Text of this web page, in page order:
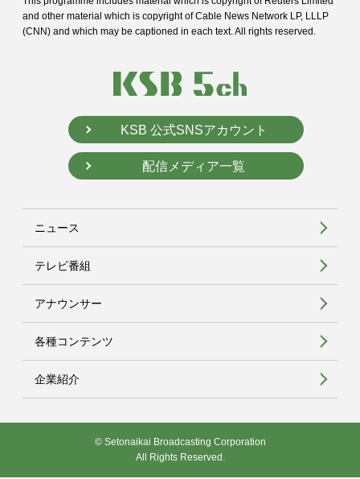
and other material which is copyright of Cable News Network LP, LLLP
(CNN) and which may be captioned in each text. All rights reserved.
KSB 公式SNSアカウント
配信メディア一覧
ニュース
テレビ番組
アナウンサー
各種コンテンツ
企業紹介
© Setonaikai Broadcasting Corporation
All Rights Reserved.